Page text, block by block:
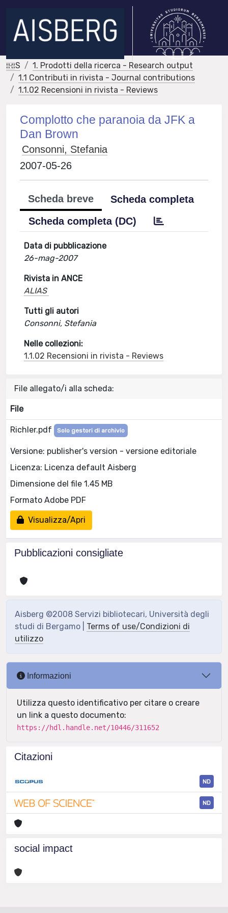
IRIS
1. Prodotti della ricerca - Research output
1.1 Contributi in rivista - Journal contributions
1.1.02 Recensioni in rivista - Reviews
Complotto che paranoia da JFK a
Dan Brown
Consonni, Stefania
2007-05-26
Scheda breve
Scheda completa
Scheda completa (DC)
Data di pubblicazione
26-mag-2007
Rivista in ANCE
ALIAS
Tutti gli autori
Consonni, Stefania
Nelle collezioni:
1.1.02 Recensioni in rivista - Reviews
File allegato/i alla scheda:
File
Richler.pdf Solo gestori di archivio
Versione: publisher's version - versione editoriale
Licenza: Licenza default Aisberg
Dimensione del file 1.45 MB
Formato Adobe PDF
Visualizza/Apri
Pubblicazioni consigliate
Aisberg ©2008 Servizi bibliotecari, Università degli
studi di Bergamo | Terms of use/Condizioni di
utilizzo
Informazioni
Utilizza questo identificativo per citare o creare
un link a questo documento:
https://hdl.handle.net/10446/311652
Citazioni
ND
ND
social impact